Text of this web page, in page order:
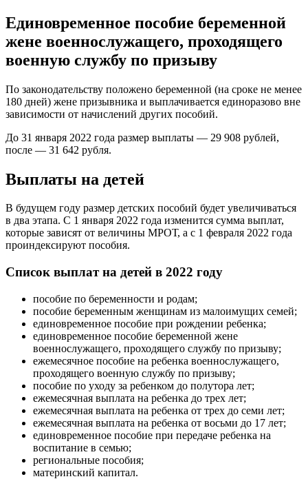
Единовременное пособие беременной
жене военнослужащего, проходящего
военную службу по призыву
По законодательству положено беременной (на сроке не менее
180 дней) жене призывника и выплачивается единоразово вне
зависимости от начислений других пособий.
До 31 января 2022 года размер выплаты — 29 908 рублей,
после — 31 642 рубля.
Выплаты на детей
В будущем году размер детских пособий будет увеличиваться
в два этапа. С 1 января 2022 года изменится сумма выплат,
которые зависят от величины МРОТ, а с 1 февраля 2022 года
проиндексируют пособия.
Список выплат на детей в 2022 году
пособие по беременности и родам;
пособие беременным женщинам из малоимущих семей;
единовременное пособие при рождении ребенка;
единовременное пособие беременной жене
военнослужащего, проходящего службу по призыву;
ежемесячное пособие на ребенка военнослужащего,
проходящего военную службу по призыву;
пособие по уходу за ребенком до полутора лет;
ежемесячная выплата на ребенка до трех лет;
ежемесячная выплата на ребенка от трех до семи лет;
ежемесячная выплата на ребенка от восьми до 17 лет;
единовременное пособие при передаче ребенка на
воспитание в семью;
региональные пособия;
материнский капитал.